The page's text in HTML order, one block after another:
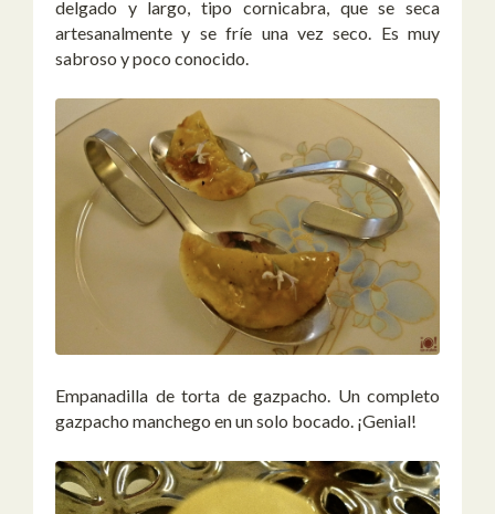
delgado y largo, tipo cornicabra, que se seca
artesanalmente y se fríe una vez seco. Es muy
sabroso y poco conocido.
Empanadilla de torta de gazpacho. Un completo
gazpacho manchego en un solo bocado. ¡Genial!